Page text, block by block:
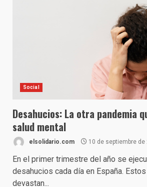
Social
Desahucios: La otra pandemia
salud mental
elsolidario.com 10 de septiembre de
En el primer trimestre del año se
desahucios cada día en España.
devastan...